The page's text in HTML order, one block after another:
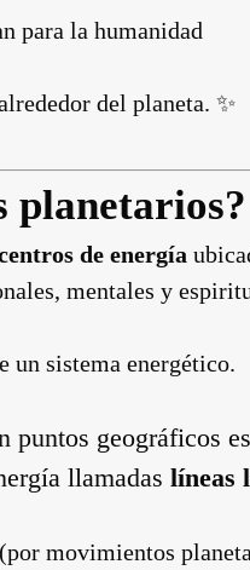
para la humanidad
del planeta. ✨
planetarios?
de energía
mentales y
un sistema energético.
puntos geográficos
llamadas líneas
movimientos